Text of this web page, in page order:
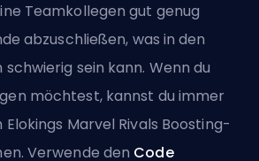
Teamkollegen gut genug
abzuschließen, was in den
sein kann. Wenn du
möchtest, kannst du immer
Elokings Marvel Rivals Boosting-
Verwende den Code